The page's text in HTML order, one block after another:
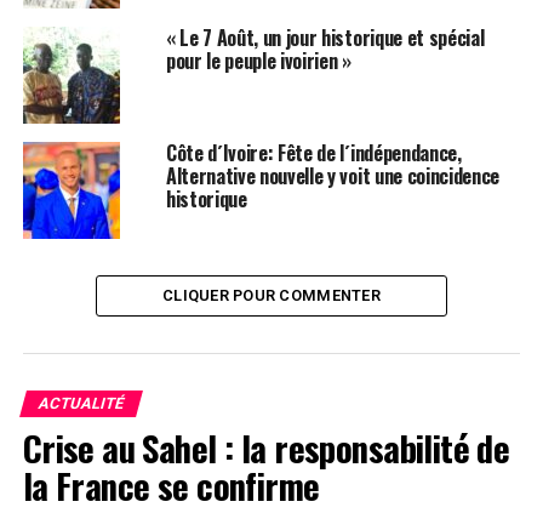
la maladie. L´incurie et l´incohérence continuent à
caractériser un gouvernement qui se veut de technocrates.
les 80millions de masques sont insuffisants pour les 6
millions d´elèves et étudiants de Côte d´Ivoire. pendant
que le virus progresse le gouvernement de M. Ouattara
met la vie des ivoiriens davantage en danger.
Leopold VII Abrotchi
Facebook
Twitter
Comments
comments
SUJETS ASSOCIÉS: CÔTE D'IVOIRE
« Le 7 Août, un jour historique et spécial
pour le peuple ivoirien »
Côte d´Ivoire: Fête de l´indépendance,
Alternative nouvelle y voit une coincidence
historique
CLIQUER POUR COMMENTER
ACTUALITÉ
Crise au Sahel : la responsabilité de
la France se confirme